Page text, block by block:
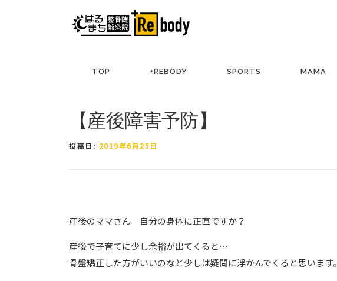
TOP +REBODY SPORTS MAMA
【産後障害予防】
投稿日: 2019年6月25日
産後のママさん 自分の身体に正直ですか？
産後で子育てに少し余裕が出てくると…
骨盤矯正した方がいいのなと少しは疑問に浮かんでくると思います。